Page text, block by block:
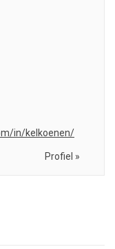
in/kelkoenen/
Profiel »